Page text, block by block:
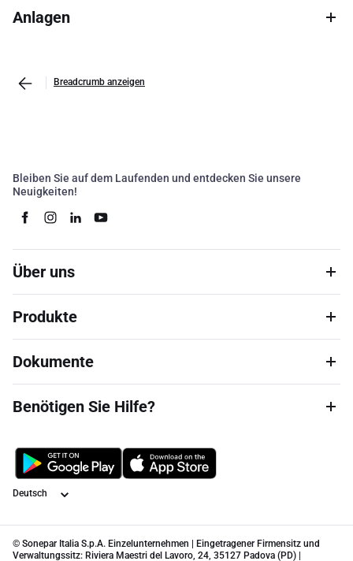
Anlagen
Breadcrumb anzeigen
Bleiben Sie auf dem Laufenden und entdecken Sie unsere
Neuigkeiten!
Über uns
Produkte
Dokumente
Benötigen Sie Hilfe?
Sprache
© Sonepar Italia S.p.A. Einzelunternehmen | Eingetragener Firmensitz und
Verwaltungssitz: Riviera Maestri del Lavoro, 24, 35127 Padova (PD) |